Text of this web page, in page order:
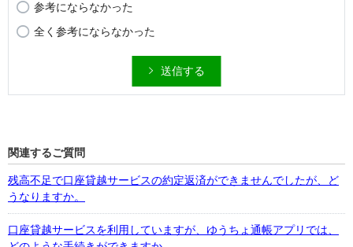
参考にならなかった
全く参考にならなかった
送信する
関連するご質問
残高不足で口座貸越サービスの約定返済ができませんでしたが、ど
うなりますか。
口座貸越サービスを利用していますが、ゆうちょ通帳アプリでは、